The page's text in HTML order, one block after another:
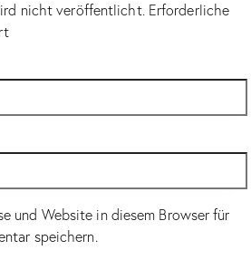
nicht veröffentlicht. Erforderliche
und Website in diesem Browser für
speichern.